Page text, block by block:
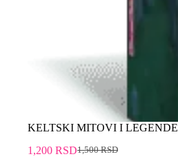
KELTSKI MITOVI I LEGENDE
1,500RSD
1,200 RSD